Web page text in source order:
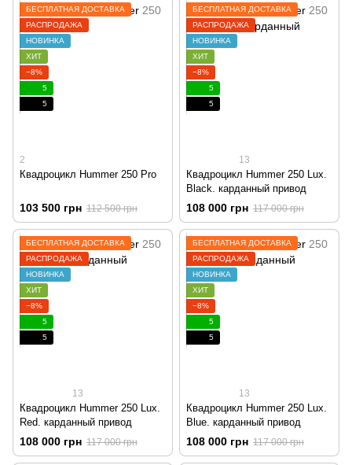
БЕСПЛАТНАЯ ДОСТАВКА
РАСПРОДАЖА
НОВИНКА
ХИТ
−8%
5
5
2
Квадроцикл Hummer 250 Pro
103 500 грн 112 500 грн
БЕСПЛАТНАЯ ДОСТАВКА
РАСПРОДАЖА
НОВИНКА
ХИТ
−8%
5
5
13
Квадроцикл Hummer 250 Lux.
Black. карданный привод
108 000 грн 117 000 грн
БЕСПЛАТНАЯ ДОСТАВКА
РАСПРОДАЖА
НОВИНКА
ХИТ
−8%
5
5
13
Квадроцикл Hummer 250 Lux.
Red. карданный привод
108 000 грн 117 000 грн
БЕСПЛАТНАЯ ДОСТАВКА
РАСПРОДАЖА
НОВИНКА
ХИТ
−8%
5
5
13
Квадроцикл Hummer 250 Lux.
Blue. карданный привод
108 000 грн 117 000 грн